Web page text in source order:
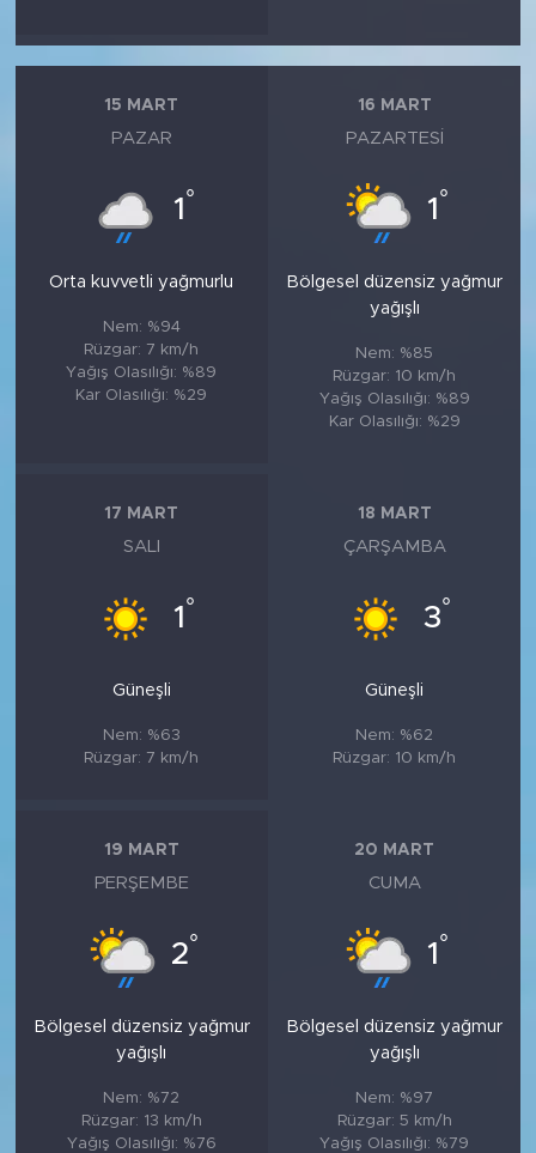
15 MART
PAZAR
1 °
Orta kuvvetli yağmurlu
Nem: %94
Rüzgar: 7 km/h
Yağış Olasılığı: %89
Kar Olasılığı: %29
16 MART
PAZARTESI
1 °
Bölgesel düzensiz yağmur
yağışlı
Nem: %85
Rüzgar: 10 km/h
Yağış Olasılığı: %89
Kar Olasılığı: %29
17 MART
SALI
1 °
Güneşli
Nem: %63
Rüzgar: 7 km/h
18 MART
ÇARŞAMBA
3°
Güneşli
Nem: %62
Rüzgar: 10 km/h
19 MART
PERŞEMBE
2°
Bölgesel düzensiz yağmur
yağışlı
Nem: %72
Rüzgar: 13 km/h
Yağış Olasılığı: %76
20 MART
CUMA
1 °
Bölgesel düzensiz yağmur
yağışlı
Nem: %97
Rüzgar: 5 km/h
Yağış Olasılığı: %79